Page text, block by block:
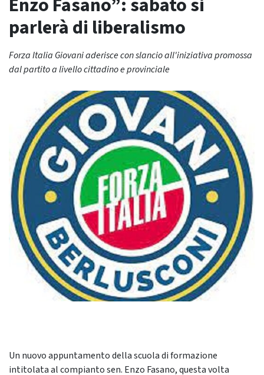
parlerà di liberalismo
Forza Italia Giovani aderisce con slancio all'iniziativa promossa
dal partito a livello cittadino e provinciale
Un nuovo appuntamento della scuola di formazione
intitolata al compianto sen. Enzo Fasano, questa volta